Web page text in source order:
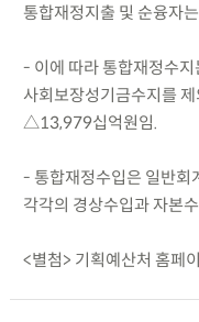
통합재정지출 및 순융자
- 이에 따라 통합재정수
사회보장성기금수지를
△13,979십억원임.
- 통합재정수입은 일반회
각각의 경상수입과 자본
<별첨> 기획예산처 홈페